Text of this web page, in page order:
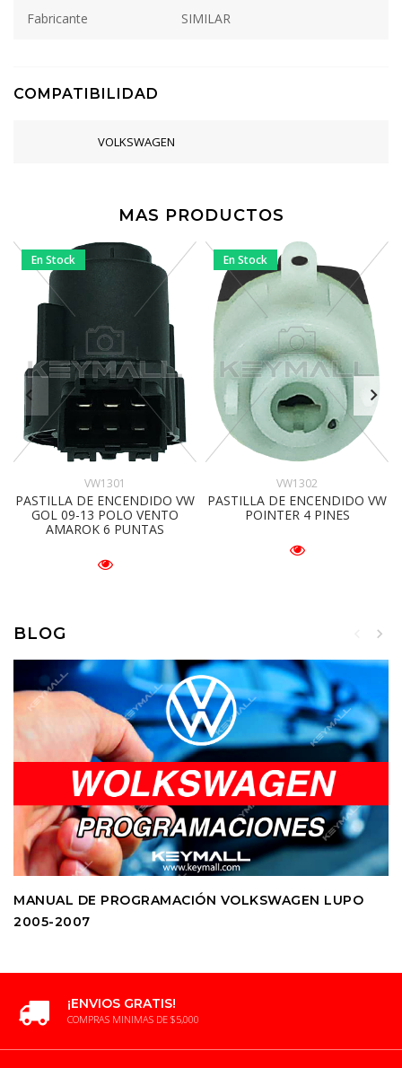
Fabricante SIMILAR
COMPATIBILIDAD
VOLKSWAGEN
MAS PRODUCTOS
En Stock
VW1301
PASTILLA DE ENCENDIDO VW
GOL 09-13 POLO VENTO
AMAROK 6 PUNTAS
En Stock
VW1302
PASTILLA DE ENCENDIDO VW
POINTER 4 PINES
BLOG
MANUAL DE PROGRAMACIÓN VOLKSWAGEN LUPO
2005-2007
¡ENVIOS GRATIS!
COMPRAS MINIMAS DE $5,000